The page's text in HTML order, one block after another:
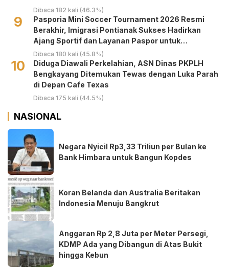
Dibaca 182 kali (46.3%)
9
Pasporia Mini Soccer Tournament 2026 Resmi
Berakhir, Imigrasi Pontianak Sukses Hadirkan
Ajang Sportif dan Layanan Paspor untuk
Masyarakat
Dibaca 180 kali (45.8%)
10
Diduga Diawali Perkelahian, ASN Dinas PKPLH
Bengkayang Ditemukan Tewas dengan Luka Parah
di Depan Cafe Texas
Dibaca 175 kali (44.5%)
NASIONAL
Negara Nyicil Rp3,33 Triliun per Bulan ke
Bank Himbara untuk Bangun Kopdes
Koran Belanda dan Australia Beritakan
Indonesia Menuju Bangkrut
Anggaran Rp 2,8 Juta per Meter Persegi,
KDMP Ada yang Dibangun di Atas Bukit
hingga Kebun